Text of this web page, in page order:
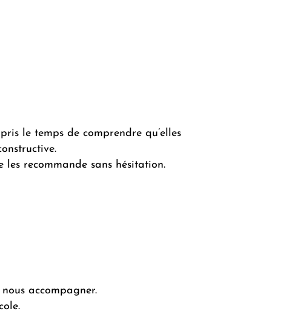
le temps de comprendre qu’elles
recommande sans hésitation.
accompagner.